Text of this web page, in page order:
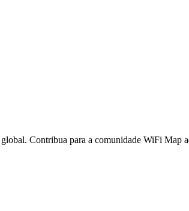
Contribua para a comunidade WiFi Map